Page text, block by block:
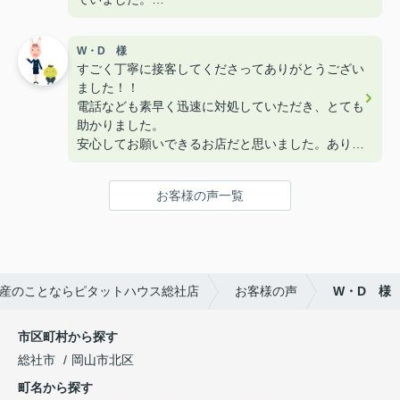
リフォーム済み物件も、いくつか見学しましたが、
やはり自由プランで自分で決めれるフルリノベーシ
ョンが私たち家族には合ってました。
物件売買だけでは無く、リノベーション工事の最終
打ち合わせまで関わって頂き本当にありがとうござ
いました。
W・D 様
すごく丁寧に接客してくださってありがとうござい
ました！！
電話なども素早く迅速に対処していただき、とても
助かりました。
安心してお願いできるお店だと思いました。ありが
お客様の声一覧
のことならピタットハウス総社店 お客様の声 W・D 様
市区町村から探す
総社市
岡山市北区
町名から探す